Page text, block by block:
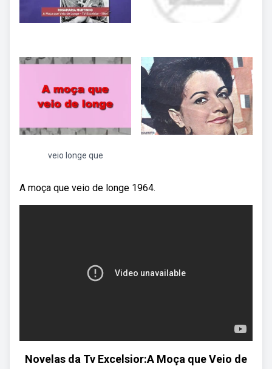
veio longe que
A moça que veio de longe 1964.
Novelas da Tv Excelsior:A Moça que Veio de